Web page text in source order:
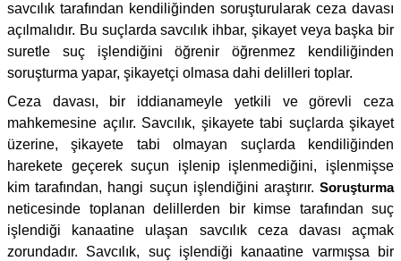
savcılık tarafından kendiliğinden soruşturularak ceza davası
açılmalıdır. Bu suçlarda savcılık ihbar, şikayet veya başka bir
suretle suç işlendiğini öğrenir öğrenmez kendiliğinden
soruşturma yapar, şikayetçi olmasa dahi delilleri toplar.
Ceza davası, bir iddianameyle yetkili ve görevli ceza
mahkemesine açılır. Savcılık, şikayete tabi suçlarda şikayet
üzerine, şikayete tabi olmayan suçlarda kendiliğinden
harekete geçerek suçun işlenip işlenmediğini, işlenmişse
kim tarafından, hangi suçun işlendiğini araştırır. Soruşturma
neticesinde toplanan delillerden bir kimse tarafından suç
işlendiği kanaatine ulaşan savcılık ceza davası açmak
zorundadır. Savcılık, suç işlendiği kanaatine varmışsa bir